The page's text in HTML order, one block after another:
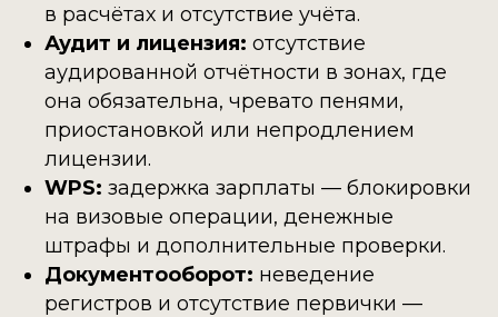
в расчётах и отсутствие учёта.
Аудит и лицензия: отсутствие
аудированной отчётности в зонах, где
она обязательна, чревато пенями,
приостановкой или непродлением
лицензии.
WPS: задержка зарплаты — блокировки
на визовые операции, денежные
штрафы и дополнительные проверки.
Документооборот: неведение
регистров и отсутствие первички —